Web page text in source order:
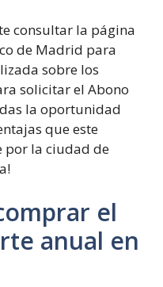
consultar la página
de Madrid para
sobre los
solicitar el Abono
la oportunidad
que este
por la ciudad de
el
anual en